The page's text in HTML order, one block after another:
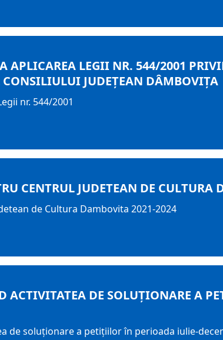
APLICAREA LEGII NR. 544/2001
JUDEŢEAN DÂMBOVIŢA
nr. 544/2001
CENTRUL JUDETEAN DE
de Cultura Dambovita 2021-2024
ACTIVITATEA DE SOLUŢIONARE A
de soluţionare a petiţiilor în perioada iulie-